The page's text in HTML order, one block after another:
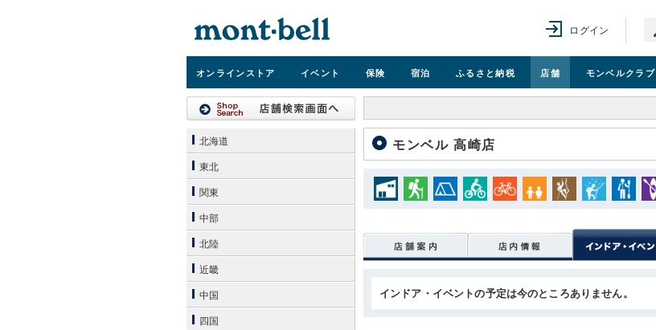
ログイン
オンラインストア イベント 保険 宿泊 ふるさと納税 店舗 モンベルクラブ
モンベル 高崎店
インドア・イベントの予定は今のところありません。
北海道
東北
関東
中部
北陸
近畿
中国
四国